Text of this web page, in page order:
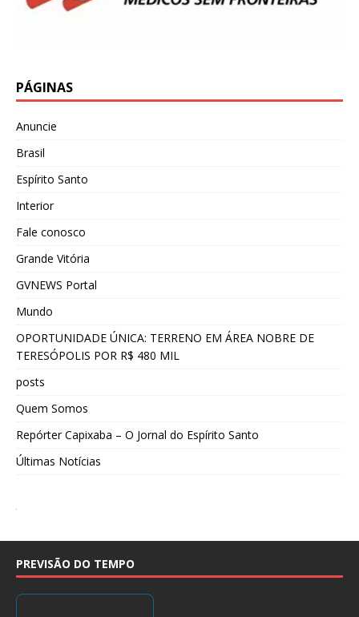
PÁGINAS
Anuncie
Brasil
Espírito Santo
Interior
Fale conosco
Grande Vitória
GVNEWS Portal
Mundo
OPORTUNIDADE ÚNICA: TERRENO EM ÁREA NOBRE DE
TERESÓPOLIS POR R$ 480 MIL
posts
Quem Somos
Repórter Capixaba – O Jornal do Espírito Santo
Últimas Notícias
PREVISÃO DO TEMPO